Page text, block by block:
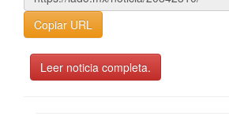
Copiar URL
Leer noticia completa.